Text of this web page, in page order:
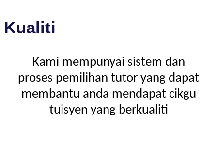
Kualiti
Kami mempunyai sistem dan
proses pemilihan tutor yang dapat
membantu anda mendapat cikgu
tuisyen yang berkualiti